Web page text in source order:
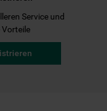
Service und
Vorteile